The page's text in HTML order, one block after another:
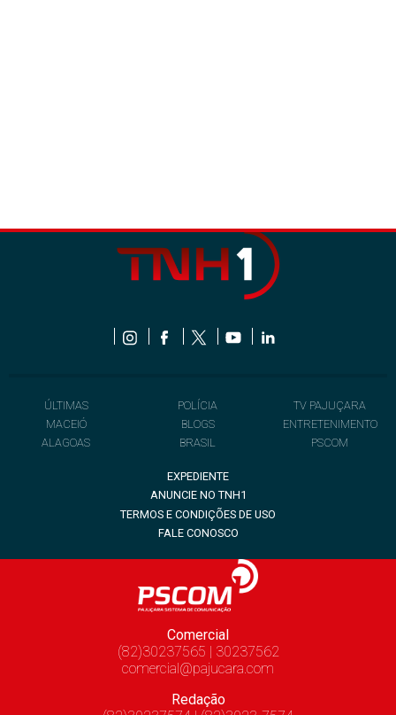
ÚLTIMAS
MACEIÓ
ALAGOAS
POLÍCIA
BLOGS
BRASIL
TV PAJUÇARA
ENTRETENIMENTO
PSCOM
EXPEDIENTE
ANUNCIE NO TNH1
TERMOS E CONDIÇÕES DE USO
FALE CONOSCO
Comercial
(82)30237565 | 30237562
comercial@pajucara.com
Redação